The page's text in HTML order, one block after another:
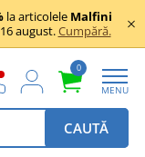
la articolele Malfini
august.Cumpără.
0
MENU
CAUTĂ